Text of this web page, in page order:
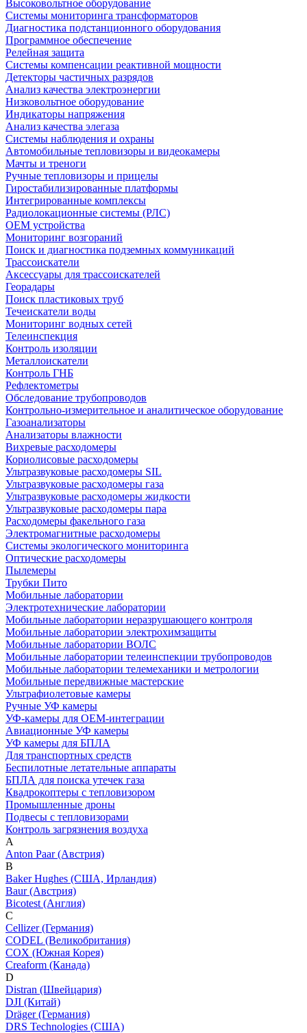
Высоковольтное оборудование
Системы мониторинга трансформаторов
Диагностика подстанционного оборудования
Программное обеспечение
Релейная защита
Системы компенсации реактивной мощности
Детекторы частичных разрядов
Анализ качества электроэнергии
Низковольтное оборудование
Индикаторы напряжения
Анализ качества элегаза
Системы наблюдения и охраны
Автомобильные тепловизоры и видеокамеры
Мачты и треноги
Ручные тепловизоры и прицелы
Гиростабилизированные платформы
Интегрированные комплексы
Радиолокационные системы (РЛС)
OEM устройства
Мониторинг возгораний
Поиск и диагностика подземных коммуникаций
Трассоискатели
Аксессуары для трассоискателей
Георадары
Поиск пластиковых труб
Течеискатели воды
Мониторинг водных сетей
Телеинспекция
Контроль изоляции
Металлоискатели
Контроль ГНБ
Рефлектометры
Обследование трубопроводов
Контрольно-измерительное и аналитическое оборудование
Газоанализаторы
Анализаторы влажности
Вихревые расходомеры
Кориолисовые расходомеры
Ультразвуковые расходомеры SIL
Ультразвуковые расходомеры газа
Ультразвуковые расходомеры жидкости
Ультразвуковые расходомеры пара
Расходомеры факельного газа
Электромагнитные расходомеры
Системы экологического мониторинга
Оптические расходомеры
Пылемеры
Трубки Пито
Мобильные лаборатории
Электротехнические лаборатории
Мобильные лаборатории неразрушающего контроля
Мобильные лаборатории электрохимзащиты
Мобильные лаборатории ВОЛС
Мобильные лаборатории телеинспекции трубопроводов
Мобильные лаборатории телемеханики и метрологии
Мобильные передвижные мастерские
Ультрафиолетовые камеры
Ручные УФ камеры
УФ-камеры для OEM-интеграции
Авиационные УФ камеры
УФ камеры для БПЛА
Для транспортных средств
Беспилотные летательные аппараты
БПЛА для поиска утечек газа
Квадрокоптеры с тепловизором
Промышленные дроны
Подвесы с тепловизорами
Контроль загрязнения воздуха
A
Anton Paar (Австрия)
B
Baker Hughes (США, Ирландия)
Baur (Австрия)
Bicotest (Англия)
C
Cellizer (Германия)
CODEL (Великобритания)
COX (Южная Корея)
Creaform (Канада)
D
Distran (Швейцария)
DJI (Китай)
Dräger (Германия)
DRS Technologies (США)